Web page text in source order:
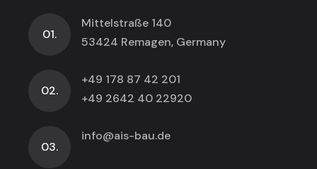
01.
Mittelstraße 140
53424 Remagen, Germany
02.
+49 178 87 42 201
+49 2642 40 22920
03.
info@ais-bau.de